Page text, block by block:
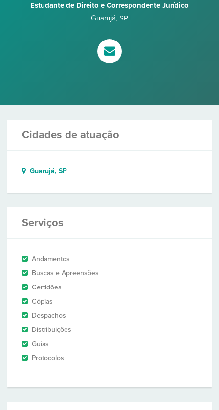
Estudante de Direito e Correspondente Jurídico
Guarujá, SP
Cidades de atuação
Guarujá, SP
Serviços
Andamentos
Buscas e Apreensões
Certidões
Cópias
Despachos
Distribuições
Guias
Protocolos